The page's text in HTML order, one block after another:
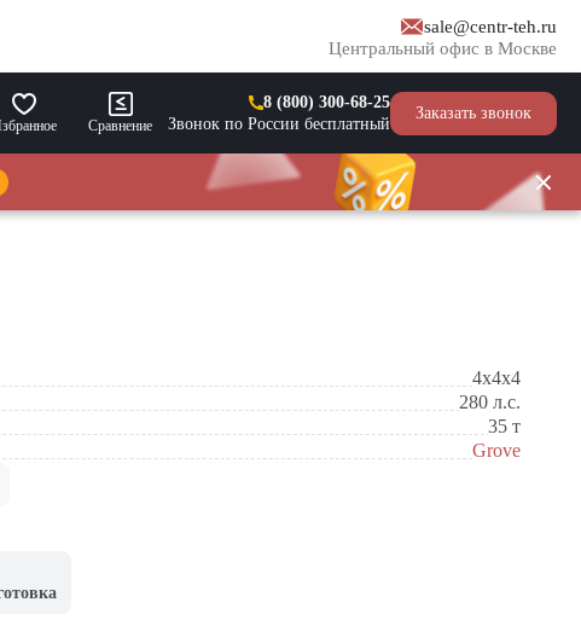
sale@centr-teh.ru
Центральный офис в Москве
Сравнение
8 (800) 300-68-25
Звонок по России бесплатный
Заказать звонок
4x4x4
280 л.с.
35 т
Grove